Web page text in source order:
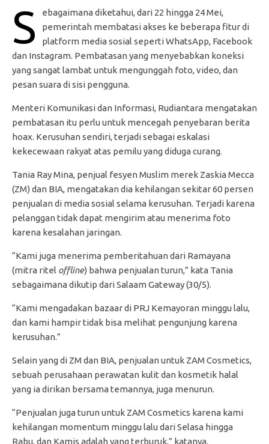
S
ebagaimana diketahui, dari 22 hingga 24 Mei,
pemerintah membatasi akses ke beberapa fitur di
platform media sosial seperti WhatsApp, Facebook
dan Instagram. Pembatasan yang menyebabkan koneksi
yang sangat lambat untuk mengunggah foto, video, dan
pesan suara di sisi pengguna.
Menteri Komunikasi dan Informasi, Rudiantara mengatakan
pembatasan itu perlu untuk mencegah penyebaran berita
hoax. Kerusuhan sendiri, terjadi sebagai eskalasi
kekecewaan rakyat atas pemilu yang diduga curang.
Tania Ray Mina, penjual fesyen Muslim merek Zaskia Mecca
(ZM) dan BIA, mengatakan dia kehilangan sekitar 60 persen
penjualan di media sosial selama kerusuhan. Terjadi karena
pelanggan tidak dapat mengirim atau menerima foto
karena kesalahan jaringan.
“Kami juga menerima pemberitahuan dari Ramayana
(mitra ritel offline) bahwa penjualan turun,” kata Tania
sebagaimana dikutip dari Salaam Gateway (30/5).
“Kami mengadakan bazaar di PRJ Kemayoran minggu lalu,
dan kami hampir tidak bisa melihat pengunjung karena
kerusuhan.”
Selain yang di ZM dan BIA, penjualan untuk ZAM Cosmetics,
sebuah perusahaan perawatan kulit dan kosmetik halal
yang ia dirikan bersama temannya, juga menurun.
“Penjualan juga turun untuk ZAM Cosmetics karena kami
kehilangan momentum minggu lalu dari Selasa hingga
Rabu, dan Kamis adalah yang terburuk,” katanya.